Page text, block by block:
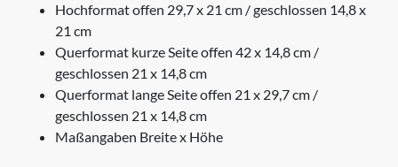
Hochformat offen 29,7 x 21 cm / geschlossen 14,8 x
21 cm
Querformat kurze Seite offen 42 x 14,8 cm /
geschlossen 21 x 14,8 cm
Querformat lange Seite offen 21 x 29,7 cm /
geschlossen 21 x 14,8 cm
Maßangaben Breite x Höhe